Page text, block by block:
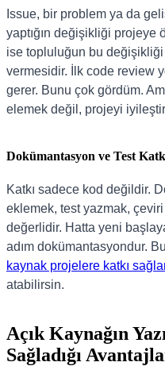
Issue, bir problem ya da
yaptığın değişikliği projeye
ise topluluğun bu
vermesidir. İlk code review
gerer. Bunu çok gördüm.
elemek değil, projeyi
Dokümantasyon ve Test
Katkı sadece kod değildir.
eklemek, test yazmak,
değerlidir. Hatta yeni
adım dokümantasyondur.
kaynak projelere katkı
atabilirsin.
Açık Kaynağın
Sağladığı